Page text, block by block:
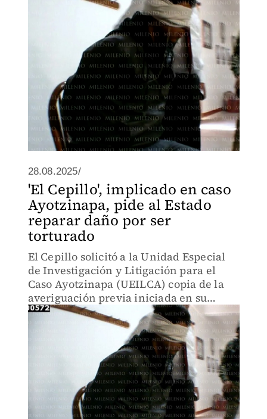
28.08.2025/
'El Cepillo', implicado en caso
Ayotzinapa, pide al Estado
reparar daño por ser
torturado
El Cepillo solicitó a la Unidad Especial
de Investigación y Litigación para el
Caso Ayotzinapa (UEILCA) copia de la
averiguación previa iniciada en su
contra.